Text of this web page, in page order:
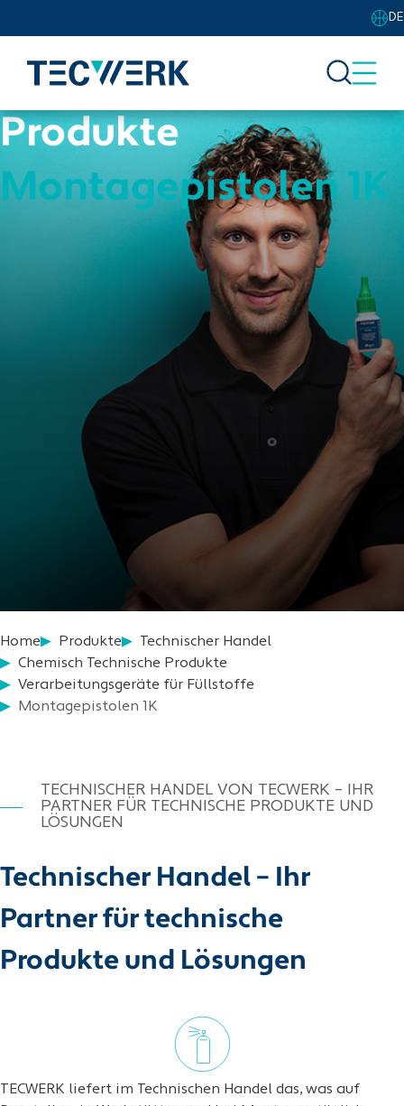
DE
Produkte
Montagepistolen 1K
Home Produkte
Technischer Handel
Chemisch Technische Produkte
Verarbeitungsgeräte für Füllstoffe
Montagepistolen 1K
Technischer Handel – Ihr
Partner für technische
Produkte und Lösungen
TECHNISCHER HANDEL VON TECWERK – IHR
PARTNER FÜR TECHNISCHE PRODUKTE UND
LÖSUNGEN
TECWERK liefert im Technischen Handel das, was auf